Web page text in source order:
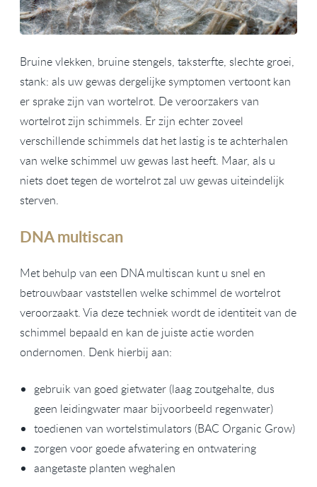
Bruine vlekken, bruine stengels, taksterfte, slechte groei,
stank: als uw gewas dergelijke symptomen vertoont kan
er sprake zijn van wortelrot. De veroorzakers van
wortelrot zijn schimmels. Er zijn echter zoveel
verschillende schimmels dat het lastig is te achterhalen
van welke schimmel uw gewas last heeft. Maar, als u
niets doet tegen de wortelrot zal uw gewas uiteindelijk
sterven.
DNA multiscan
Met behulp van een DNA multiscan kunt u snel en
betrouwbaar vaststellen welke schimmel de wortelrot
veroorzaakt. Via deze techniek wordt de identiteit van de
schimmel bepaald en kan de juiste actie worden
ondernomen. Denk hierbij aan:
gebruik van goed gietwater (laag zoutgehalte, dus
geen leidingwater maar bijvoorbeeld regenwater)
toedienen van wortelstimulators (BAC Organic Grow)
zorgen voor goede afwatering en ontwatering
aangetaste planten weghalen